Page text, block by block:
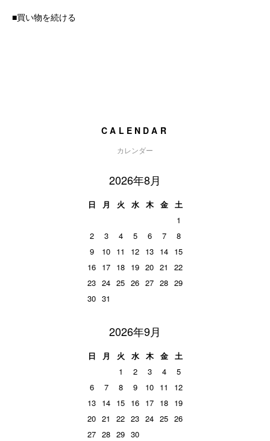
■買い物を続ける
CALENDAR
カレンダー
2026年8月
日 月 火 水 木 金
土
1
2
3 4 5 6 7
8
9
10 11 12 13 14 15
16 17 18 19 20 21
22
23 24 25 26 27 28 29
30 31
2026年9月
日 月 火 水 木 金
土
1
2 3 4
5
6
7 8 9 10 11
12
13 14 15 16 17 18 19
20 21 22 23 24 25 26
27 28 29 30